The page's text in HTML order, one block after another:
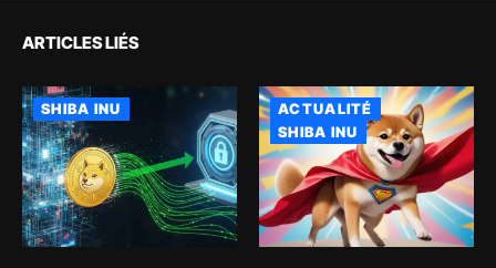
ARTICLES LIÉS
SHIBA INU
ACTUALITÉ
SHIBA INU